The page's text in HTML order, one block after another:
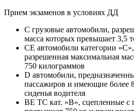
Прием экзаменов в условиях ДД
C грузовые автомобили,
масса которых превышает 3,5
CE автомобили категории
разрешенная максимальная
750 килограммов
D автомобили,
пассажиров и имеющие более
сиденья водителя
BE ТС кат. »В», сцепленные